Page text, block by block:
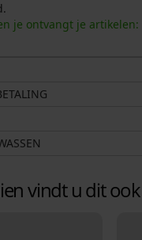
je ontvangt je artikelen:
vindt u dit